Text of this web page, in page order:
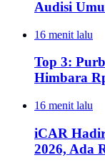
Audisi
16 menit lalu
Top 3:
Himbara
16 menit lalu
iCAR
2026, Ada